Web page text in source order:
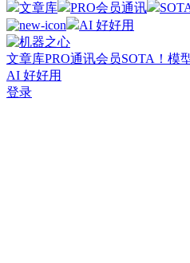
文章库
PRO会员通讯
AI 好好用
文章库PRO通讯会员SOTA！模
AI 好好用
登录